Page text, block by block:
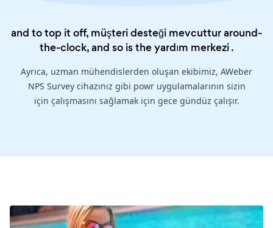
and to top it off, müşteri desteği mevcuttur around-
the-clock, and so is theyardım merkezi.
Ayrıca, uzman mühendislerden oluşan ekibimiz, AWeber
NPS Survey cihazınız gibi powr uygulamalarının sizin
için çalışmasını sağlamak için gece gündüz çalışır.